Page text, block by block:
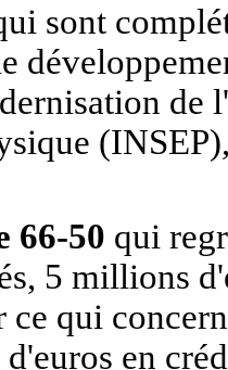
sont
de l'
66-50 qui
5 millions
qui
en